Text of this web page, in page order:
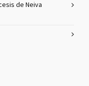
de Neiva